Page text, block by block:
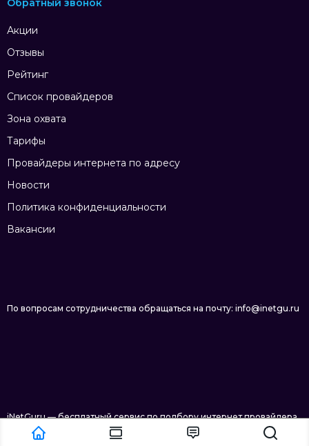
Акции
Отзывы
Рейтинг
Список провайдеров
Зона охвата
Тарифы
Провайдеры интернета по адресу
Новости
Политика конфиденциальности
Вакансии
Обратный звонок
По вопросам сотрудничества обращаться на почту: info@inetgu.ru
iNetGuru — бесплатный сервис по подбору интернет провайдера
в Новосибирске © 2026